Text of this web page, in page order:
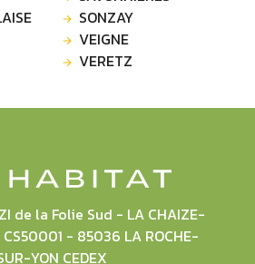
SONZAY
VEIGNE
VERETZ
de la Folie Sud - LA CHAIZE-
- 85036 LA ROCHE-
YON CEDEX